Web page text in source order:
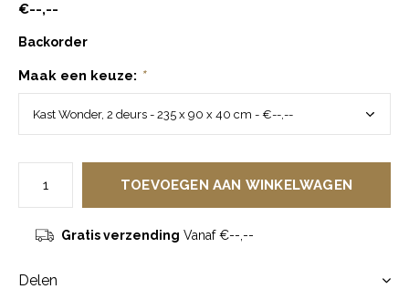
€--,--
Backorder
Maak een keuze: *
TOEVOEGEN AAN WINKELWAGEN
Gratis verzending Vanaf €--,--
Delen